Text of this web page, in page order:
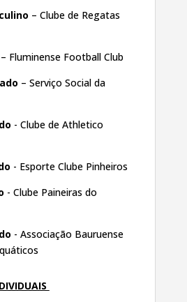
– Clube de Regatas
– Fluminense Football Club
– Serviço Social da
- Clube de Athletico
- Esporte Clube Pinheiros
- Clube Paineiras do
- Associação Bauruense